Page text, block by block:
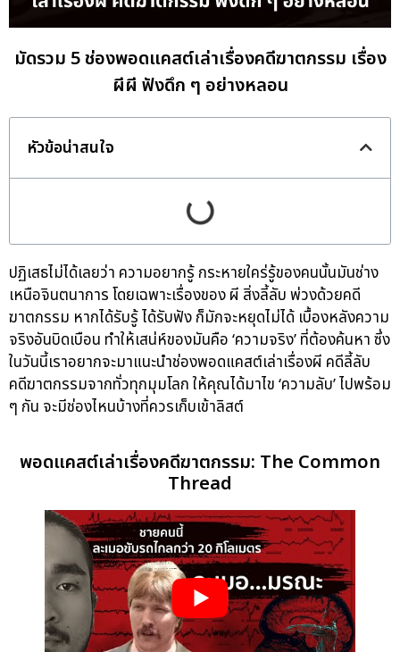
มัดรวม 5 ช่องพอดแคสต์เล่าเรื่องคดีฆาตกรรม เรื่อง
ผีผี ฟังดึก ๆ อย่างหลอน
หัวข้อน่าสนใจ
ปฏิเสธไม่ได้เลยว่า ความอยากรู้ กระหายใคร่รู้ของคนนั้นมันช่าง
เหนือจินตนาการ โดยเฉพาะเรื่องของ ผี สิ่งลี้ลับ พ่วงด้วยคดี
ฆาตกรรม หากได้รับรู้ ได้รับฟัง ก็มักจะหยุดไม่ได้ เบื้องหลังความ
จริงอันบิดเบือน ทำให้เสน่ห์ของมันคือ ‘ความจริง’ ที่ต้องค้นหา ซึ่ง
ในวันนี้เราอยากจะมาแนะนำช่องพอดแคสต์เล่าเรื่องผี คดีลี้ลับ
คดีฆาตกรรมจากทั่วทุกมุมโลก ให้คุณได้มาไข ‘ความลับ’ ไปพร้อม
ๆ กัน จะมีช่องไหนบ้างที่ควรเก็บเข้าลิสต์
พอดแคสต์เล่าเรื่องคดีฆาตกรรม: The Common
Thread